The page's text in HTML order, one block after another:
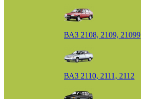
ВАЗ 2108, 2109, 21099
ВАЗ 2110, 2111, 2112